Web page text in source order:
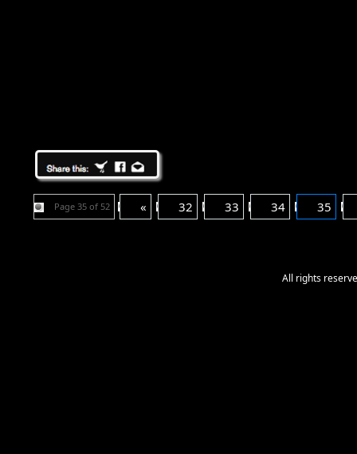
Page 35 of 52 « 32 33 34 35
All rights